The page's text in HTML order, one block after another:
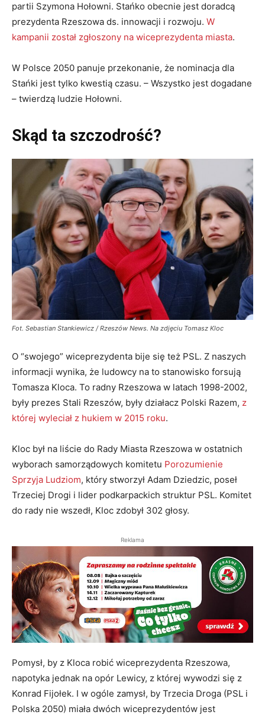
partii Szymona Hołowni. Stańko obecnie jest doradcą
prezydenta Rzeszowa ds. innowacji i rozwoju. W
kampanii został zgłoszony na wiceprezydenta miasta.
W Polsce 2050 panuje przekonanie, że nominacja dla
Stańki jest tylko kwestią czasu. – Wszystko jest dogadane
– twierdzą ludzie Hołowni.
Skąd ta szczodrość?
Fot. Sebastian Stankiewicz / Rzeszów News. Na zdjęciu Tomasz Kloc
O “swojego” wiceprezydenta bije się też PSL. Z naszych
informacji wynika, że ludowcy na to stanowisko forsują
Tomasza Kloca. To radny Rzeszowa w latach 1998-2002,
były prezes Stali Rzeszów, były działacz Polski Razem, z
której wyleciał z hukiem w 2015 roku.
Kloc był na liście do Rady Miasta Rzeszowa w ostatnich
wyborach samorządowych komitetu Porozumienie
Sprzyja Ludziom, który stworzył Adam Dziedzic, poseł
Trzeciej Drogi i lider podkarpackich struktur PSL. Komitet
do rady nie wszedł, Kloc zdobył 302 głosy.
Reklama
Pomysł, by z Kloca robić wiceprezydenta Rzeszowa,
napotyka jednak na opór Lewicy, z której wywodzi się z
Konrad Fijołek. I w ogóle zamysł, by Trzecia Droga (PSL i
Polska 2050) miała dwóch wiceprezydentów jest